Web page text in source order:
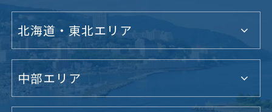
北海道・東北エリア
中部エリア